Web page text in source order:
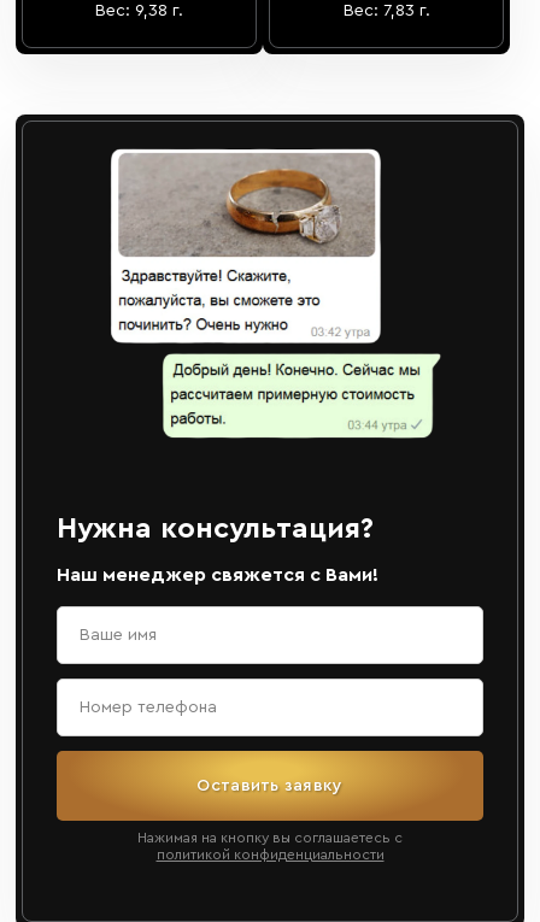
Вес: 9,38 г. Вес: 7,83 г.
Нужна консультация?
Наш менеджер свяжется с Вами!
Оставить заявку
Нажимая на кнопку вы соглашаетесь с
политикой конфиденциальности